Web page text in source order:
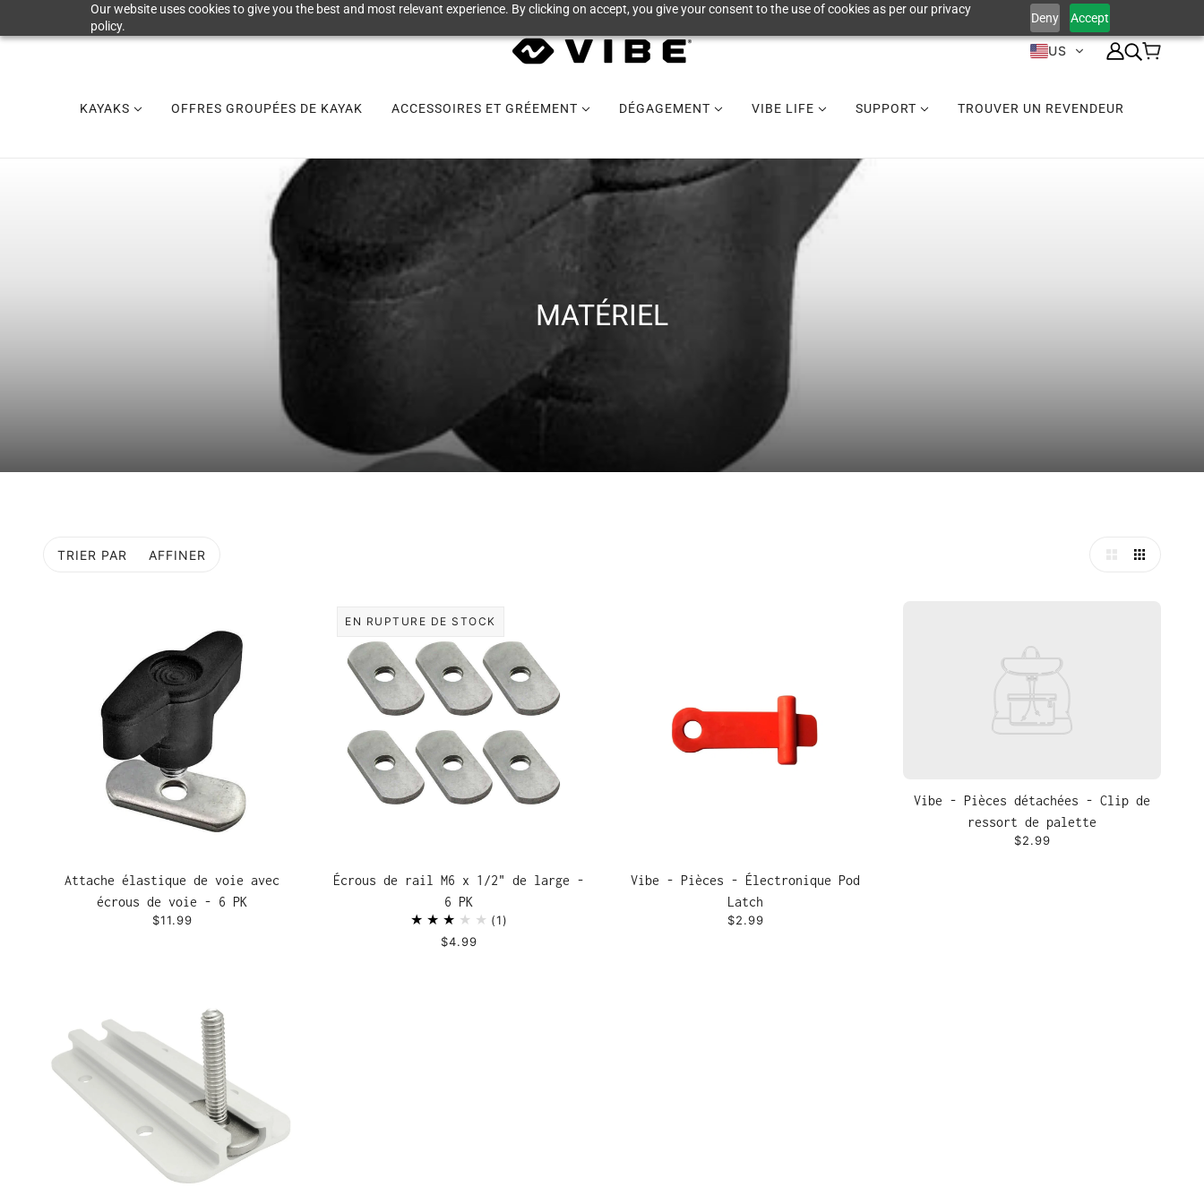
Our website uses cookies to give you the best and most relevant experience. By clicking on accept, you give your consent to the use of cookies as per our privacy
policy.
Deny Accept
US
KAYAKS OFFRES GROUPÉES DE KAYAK ACCESSOIRES ET GRÉEMENT DÉGAGEMENT VIBE LIFE SUPPORT TROUVER UN REVENDEUR
MATÉRIEL
TRIER PAR AFFINER
Attache élastique de voie avec
écrous de voie - 6 PK
$11.99
EN RUPTURE DE STOCK
Écrous de rail M6 x 1/2" de large -
6 PK
1
$4.99
Vibe - Pièces - Électronique Pod
Latch
$2.99
Vibe - Pièces détachées - Clip de
ressort de palette
$2.99